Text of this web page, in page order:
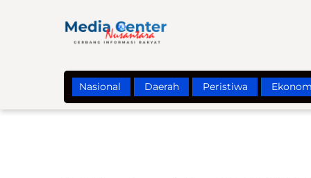
Nasional Daerah Peristiwa